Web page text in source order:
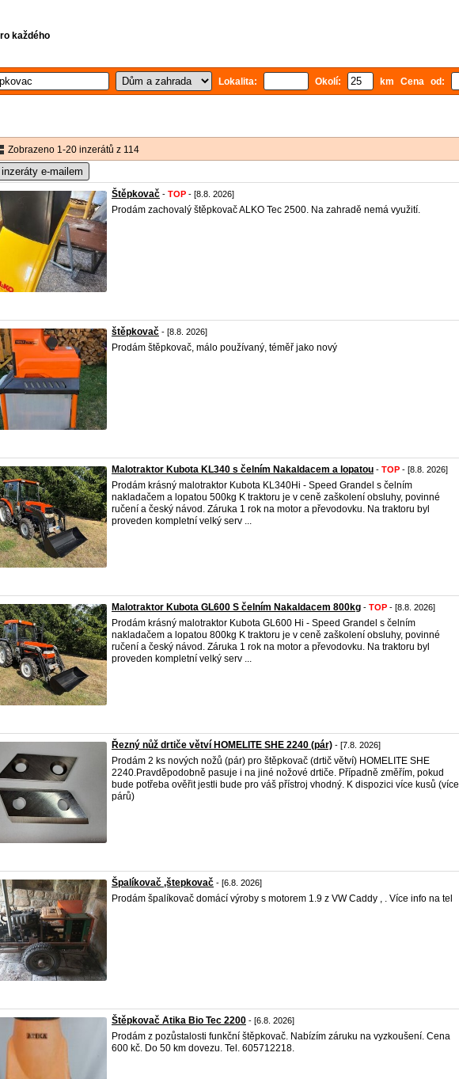
každého
Lokalita: Okolí: km Cena od:
Zobrazeno 1-20 inzerátů z 114
inzeráty e-mailem
Štěpkovač - TOP - [8.8. 2026]
Prodám zachovalý štěpkovač ALKO Tec 2500. Na zahradě nemá využití.
štěpkovač - [8.8. 2026]
Prodám štěpkovač, málo používaný, téměř jako nový
Malotraktor Kubota KL340 s čelním Nakaldacem a lopatou - TOP - [8.8. 2026]
Prodám krásný malotraktor Kubota KL340Hi - Speed Grandel s čelním
nakladačem a lopatou 500kg K traktoru je v ceně zaškolení obsluhy, povinné
ručení a český návod. Záruka 1 rok na motor a převodovku. Na traktoru byl
proveden kompletní velký serv ...
Malotraktor Kubota GL600 S čelním Nakaldacem 800kg - TOP - [8.8. 2026]
Prodám krásný malotraktor Kubota GL600 Hi - Speed Grandel s čelním
nakladačem a lopatou 800kg K traktoru je v ceně zaškolení obsluhy, povinné
ručení a český návod. Záruka 1 rok na motor a převodovku. Na traktoru byl
proveden kompletní velký serv ...
Řezný nůž drtiče větví HOMELITE SHE 2240 (pár) - [7.8. 2026]
Prodám 2 ks nových nožů (pár) pro štěpkovač (drtič větví) HOMELITE SHE
2240.Pravděpodobně pasuje i na jiné nožové drtiče. Případně změřím, pokud
bude potřeba ověřit jestli bude pro váš přístroj vhodný. K dispozici více kusů (více
párů)
Špalíkovač ,štepkovač - [6.8. 2026]
Prodám špalíkovač domácí výroby s motorem 1.9 z VW Caddy , . Více info na tel
Štěpkovač Atika Bio Tec 2200 - [6.8. 2026]
Prodám z pozůstalosti funkční štěpkovač. Nabízím záruku na vyzkoušení. Cena
600 kč. Do 50 km dovezu. Tel. 605712218.